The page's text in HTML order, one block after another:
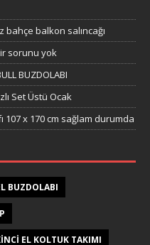
balkon salıncağı
sorunu yok
BUZDOLABI
Set Üstü Ocak
107 x 170 cm sağlam durumda
BUZDOLABI
EL KOLTUK TAKIMI